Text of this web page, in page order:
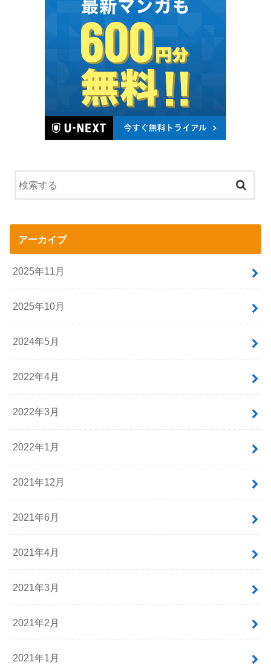
アーカイブ
2025年11月
2025年10月
2024年5月
2022年4月
2022年3月
2022年1月
2021年12月
2021年6月
2021年4月
2021年3月
2021年2月
2021年1月